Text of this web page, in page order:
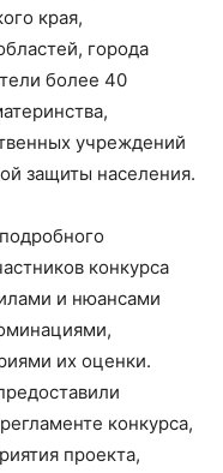
края,
города
более 40
учреждений
защиты населения.
конкурса
и нюансами
их оценки.
конкурса,
проекта,